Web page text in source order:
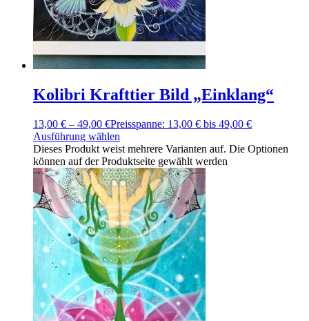
Kolibri Krafttier Bild „Einklang“
13,00 € – 49,00 €Preisspanne: 13,00 € bis 49,00 €
Ausführung wählen
Dieses Produkt weist mehrere Varianten auf. Die Optionen
können auf der Produktseite gewählt werden